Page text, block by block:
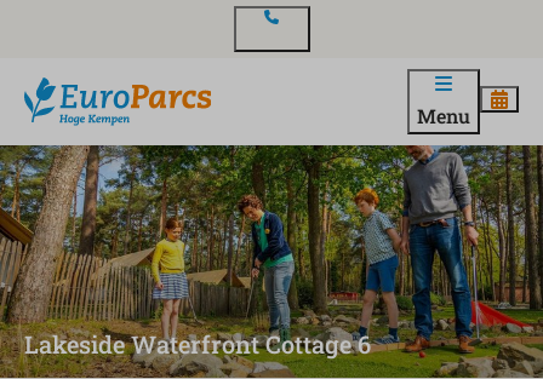
Menu
Lakeside Waterfront Cottage 6